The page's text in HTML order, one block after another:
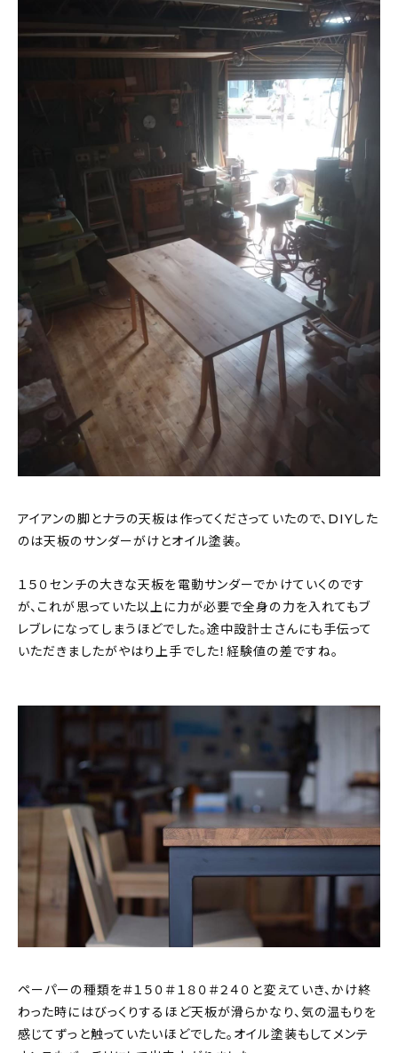
アイアンの脚とナラの天板は作ってくださっていたので、DIYした
のは天板のサンダーがけとオイル塗装。
１５０センチの大きな天板を電動サンダーでかけていくのです
が、これが思っていた以上に力が必要で全身の力を入れてもブ
レブレになってしまうほどでした。途中設計士さんにも手伝って
いただきましたがやはり上手でした！経験値の差ですね。
ペーパーの種類を＃１５０＃１８０＃２４０と変えていき、かけ終
わった時にはびっくりするほど天板が滑らかなり、気の温もりを
感じてずっと触っていたいほどでした。オイル塗装もしてメンテ